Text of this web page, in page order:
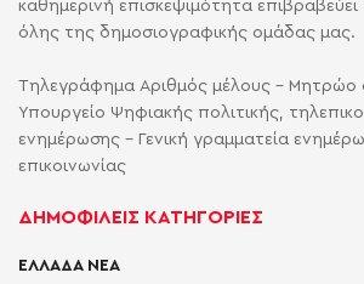
καθημερινή επισκεψιμότητα
όλης της δημοσιογραφικής ομάδας μας.
Τηλεγράφημα Αριθμός μέλους - Μητρώο
Υπουργείο Ψηφιακής πολιτικής,
ενημέρωσης - Γενική γραμματεία
επικοινωνίας
ΔΗΜΟΦΙΛΕΙΣ ΚΑΤΗΓΟΡΙΕΣ
ΕΛΛΑΔΑ ΝΕΑ